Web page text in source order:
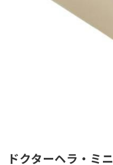
ドクターヘラ・ミニ